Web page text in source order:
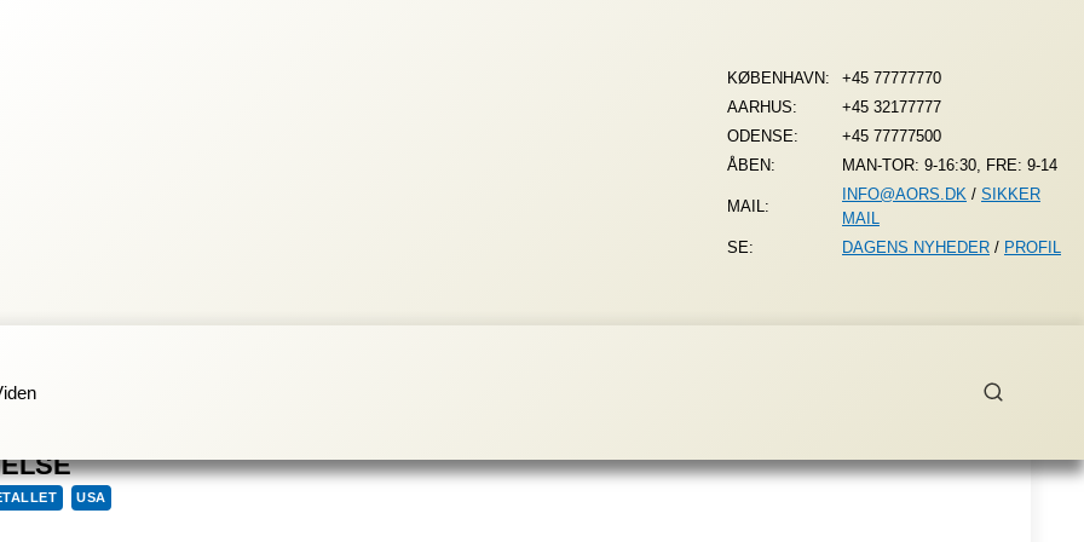
KØBENHAVN:
+45 77777770
AARHUS:
+45 32177777
ODENSE:
+45 77777500
ÅBEN:
MAN-TOR: 9-16:30, FRE: 9-14
MAIL:
INFO@AORS.DK / SIKKER
MAIL
SE:
DAGENS NYHEDER / PROFIL
USA